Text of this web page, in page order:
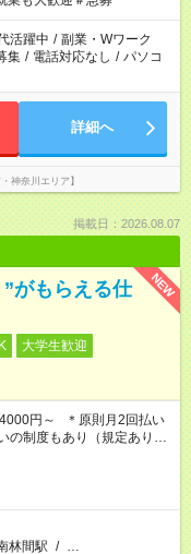
活躍中 / 副業・Wワーク
集 / 電話対応なし / パソコ
詳細へ
神奈川エリア】
掲載日：2026.08.07
NEW
がもらえる仕
大学生歓迎
4000円～ ＊原則月2回払い
の制度もあり（規定あり）
林間駅 / …